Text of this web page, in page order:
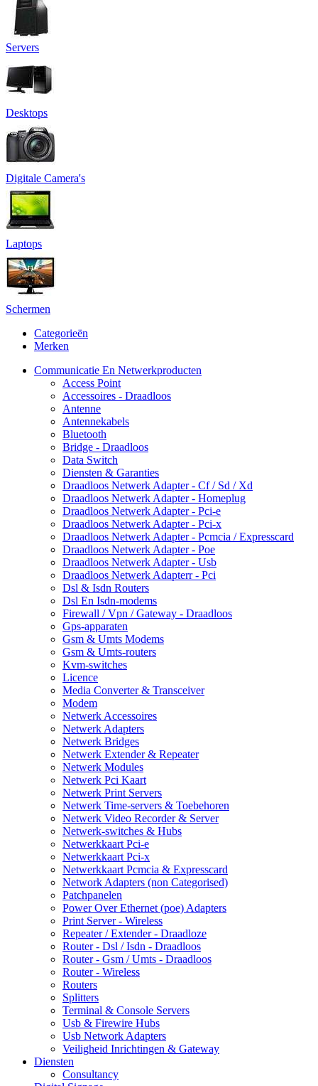
Servers
Desktops
Digitale Camera's
Laptops
Schermen
Categorieën
Merken
Communicatie En Netwerkproducten
Access Point
Accessoires - Draadloos
Antenne
Antennekabels
Bluetooth
Bridge - Draadloos
Data Switch
Diensten & Garanties
Draadloos Netwerk Adapter - Cf / Sd / Xd
Draadloos Netwerk Adapter - Homeplug
Draadloos Netwerk Adapter - Pci-e
Draadloos Netwerk Adapter - Pci-x
Draadloos Netwerk Adapter - Pcmcia / Expresscard
Draadloos Netwerk Adapter - Poe
Draadloos Netwerk Adapter - Usb
Draadloos Netwerk Adapterr - Pci
Dsl & Isdn Routers
Dsl En Isdn-modems
Firewall / Vpn / Gateway - Draadloos
Gps-apparaten
Gsm & Umts Modems
Gsm & Umts-routers
Kvm-switches
Licence
Media Converter & Transceiver
Modem
Netwerk Accessoires
Netwerk Adapters
Netwerk Bridges
Netwerk Extender & Repeater
Netwerk Modules
Netwerk Pci Kaart
Netwerk Print Servers
Netwerk Time-servers & Toebehoren
Netwerk Video Recorder & Server
Netwerk-switches & Hubs
Netwerkkaart Pci-e
Netwerkkaart Pci-x
Netwerkkaart Pcmcia & Expresscard
Network Adapters (non Categorised)
Patchpanelen
Power Over Ethernet (poe) Adapters
Print Server - Wireless
Repeater / Extender - Draadloze
Router - Dsl / Isdn - Draadloos
Router - Gsm / Umts - Draadloos
Router - Wireless
Routers
Splitters
Terminal & Console Servers
Usb & Firewire Hubs
Usb Network Adapters
Veiligheid Inrichtingen & Gateway
Diensten
Consultancy